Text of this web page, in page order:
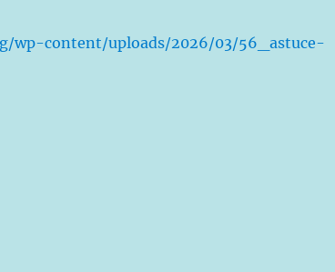
wp-content/uploads/2026/03/56_astuce-